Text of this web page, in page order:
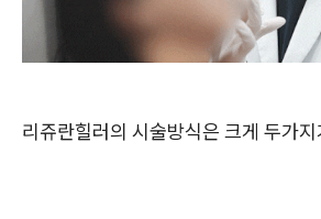
리쥬란힐러의 시술방식은 크게 두가